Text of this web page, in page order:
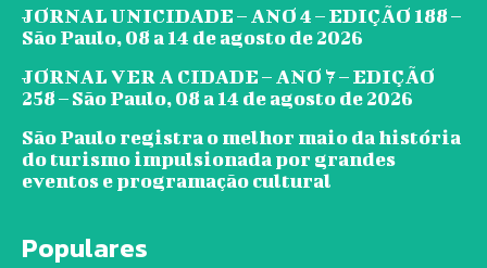
JORNAL UNICIDADE – ANO 4 – EDIÇÃO 188 –
São Paulo, 08 a 14 de agosto de 2026
JORNAL VER A CIDADE – ANO 7 – EDIÇÃO
258 – São Paulo, 08 a 14 de agosto de 2026
São Paulo registra o melhor maio da história
do turismo impulsionada por grandes
eventos e programação cultural
Populares